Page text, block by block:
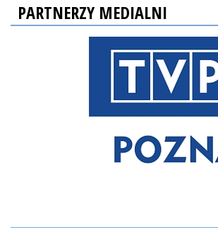
PARTNERZY MEDIALNI